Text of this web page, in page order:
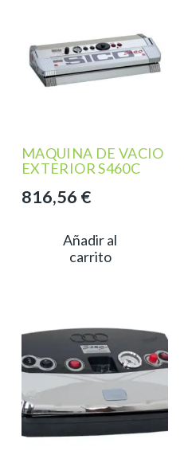
MAQUINA DE VACIO
EXTERIOR S460C
816,56 €
Añadir al
carrito